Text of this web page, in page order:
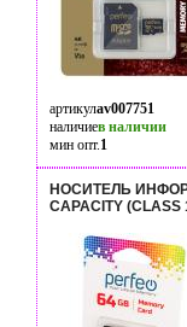
артикулav007751
наличиев наличии
мин опт.1
НОСИТЕЛЬ
CAPACITY